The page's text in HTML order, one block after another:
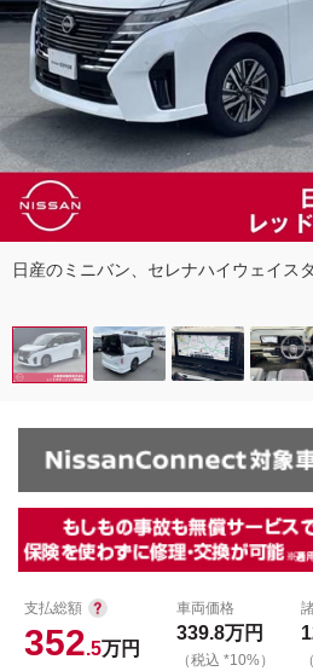
日産のミニバン、セレナハイウェイス
支払総額
352.5万円
車両価格
339.8万円
（税込 *10%）